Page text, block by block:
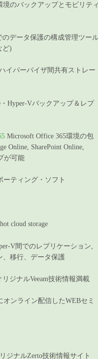
境のバックアップとモビリテ
のデータ保護の構成管理ツー
ど)
イパーバイザ間共有ストレー
Hyper-Vバックアップ＆レプ
Microsoft Office 365環境の包
Online, SharePoint Online,
が可能
ティング・ソフト
cloud storage
V間でのレプリケーション,
、移行、データ保護
ジナルVeeam技術情報満載
オンライン配信したWEBセミ
ジナルZerto技術情報サイト